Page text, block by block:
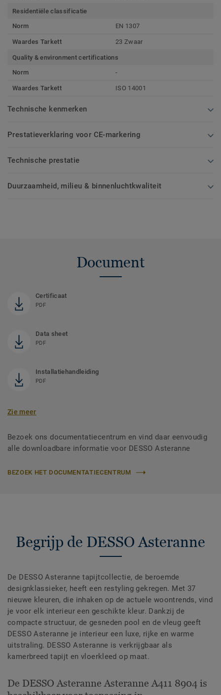
Residentiële classificatie
Norm
EN 1307
Waardes Tarkett 23 Zwaar
Quality & environment certifications
Norm
-
Waardes Tarkett ISO 14001
Technische kenmerken
Prestatieverklaring voor CE-markering
Technische prestatie
Duurzaamheid, milieu & binnenluchtkwaliteit
Document
Certificaat
PDF
Data sheet
PDF
Installatiehandleiding
PDF
Zie meer
Bezoek ons documentatiecentrum en vind daar eenvoudig
alle downloadbare informatie voor DESSO Asteranne
BEZOEK HET DOCUMENTATIECENTRUM
Begrijp de DESSO Asteranne
De DESSO Asteranne tapijtcollectie, de beroemde
designklassieker, heeft een restyling gekregen. Met 37
nieuwe kleuren, die inhaken op de actuele woontrends, vind
je voor elk interieur een geschikte kleur. Dankzij de
compacte structuur, de gesneden pool en de vleug geeft
DESSO Asteranne je interieur een luxe, rijke en warme
uitstraling. DESSO Asteranne is verkrijgbaar als
kamerbreed tapijt en vloerkleed op maat.
De DESSO Asteranne Asteranne A411 8904 is